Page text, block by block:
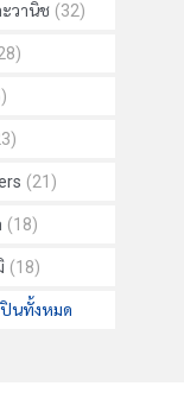
ะวานิช (32)
(21)
(18)
(18)
นทั้งหมด